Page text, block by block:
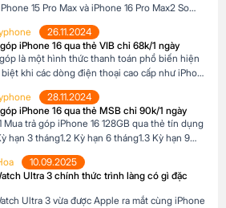
15 Pro Max và iPhone 16 Pro Max2 So
năng quay video của iPhone 15 Pro Max và
Pro Max4 Nút Camera control trên iPhone 16
26.11.2024
iPhone 16 qua thẻ VIB chỉ 68k/1 ngày
là một hình thức thanh toán phổ biến hiện
biệt khi các dòng điện thoại cao cấp như iPhone
tài chính để thanh toán một lần. Tại Happy
trình trả góp iPhone 16 […]
28.11.2024
iPhone 16 qua thẻ MSB chỉ 90k/1 ngày
Mua trả góp iPhone 16 128GB qua thẻ tín dụng
hạn 3 tháng1.2 Kỳ hạn 6 tháng1.3 Kỳ hạn 9
Kỳ hạn 12 tháng Mua trả góp iPhone 16 128GB
dụng MSB Đừng bỏ lỡ cơ hội sở hữu iPhone
với mức giá hấp dẫn […]
10.09.2025
Ultra 3 chính thức trình làng có gì đặc
Ultra 3 vừa được Apple ra mắt cùng iPhone